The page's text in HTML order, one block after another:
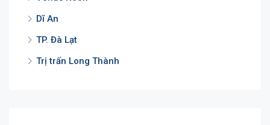
Dĩ An
TP. Đà Lạt
Trị trấn Long Thành